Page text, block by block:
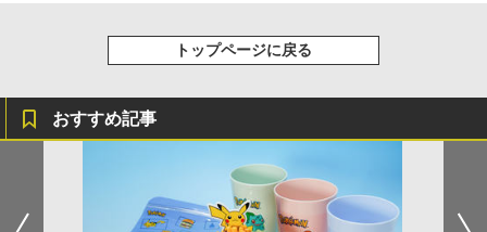
トップページに戻る
おすすめ記事